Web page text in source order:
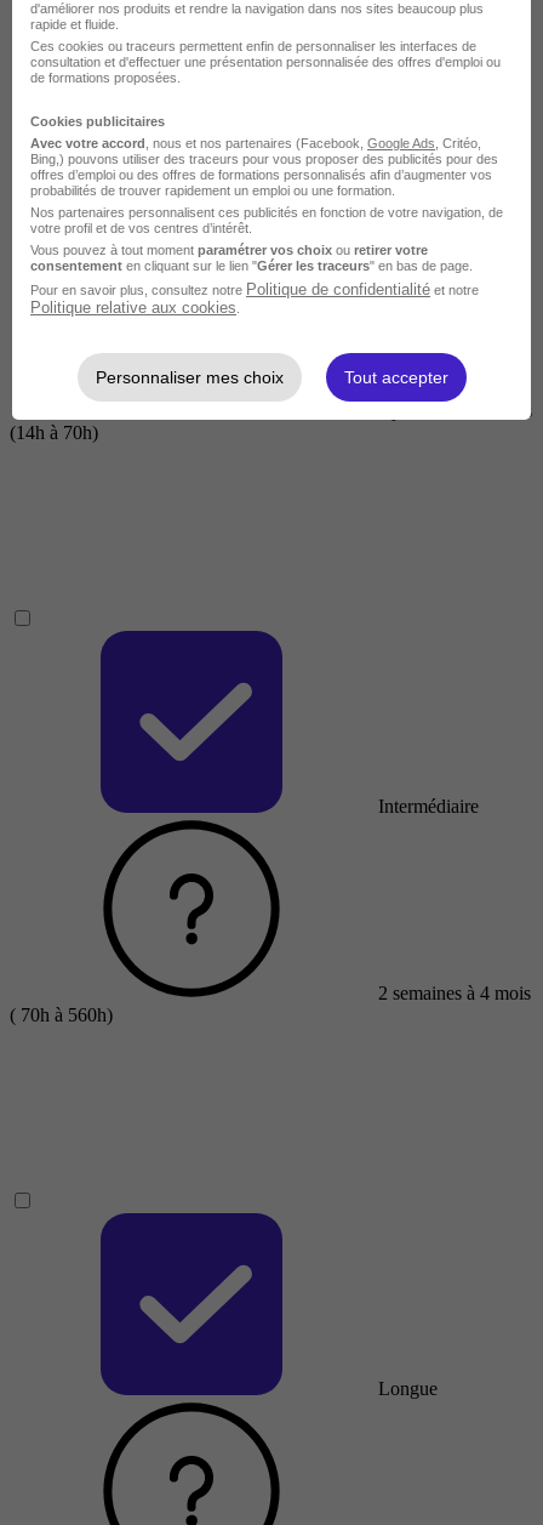
Courte
2 jours à 2 semaines
(14h à 70h)
Intermédiaire
2 semaines à 4 mois
( 70h à 560h)
Longue
d'améliorer nos produits et rendre la navigation dans nos sites beaucoup plus
rapide et fluide.
Ces cookies ou traceurs permettent enfin de personnaliser les interfaces de
consultation et d'effectuer une présentation personnalisée des offres d'emploi ou
de formations proposées.
Cookies publicitaires
Avec votre accord , nous et nos partenaires (Facebook, Google Ads , Critéo,
Bing,) pouvons utiliser des traceurs pour vous proposer des publicités pour des
offres d’emploi ou des offres de formations personnalisés afin d’augmenter vos
probabilités de trouver rapidement un emploi ou une formation.
Nos partenaires personnalisent ces publicités en fonction de votre navigation, de
votre profil et de vos centres d’intérêt.
Vous pouvez à tout moment paramétrer vos choix ou retirer votre
consentement en cliquant sur le lien "Gérer les traceurs" en bas de page.
Pour en savoir plus, consultez notre Politique de confidentialité et notre
Politique relative aux cookies
Personnaliser mes choix Tout accepter